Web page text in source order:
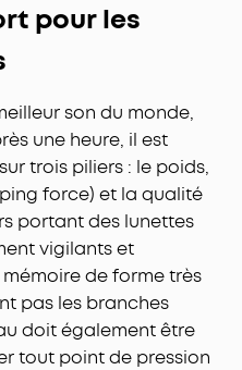
pour les
son du monde,
une heure, il est
trois piliers : le poids,
force) et la qualité
portant des lunettes
vigilants et
de forme très
pas les branches
doit également être
tout point de pression